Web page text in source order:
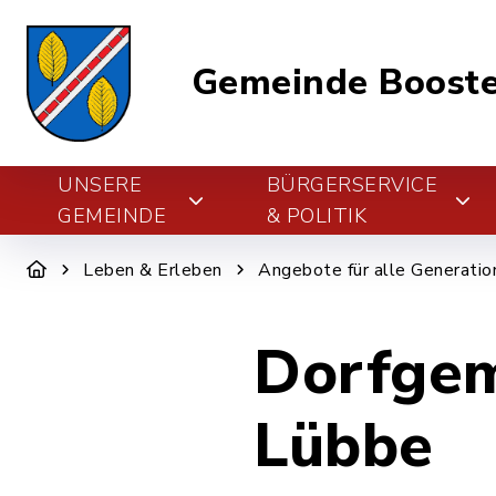
Gemeinde
UNSERE
GEMEINDE
BÜRGERSERVICE
& POLITIK
Leben & Erleben Angebote für alle
Lübbe